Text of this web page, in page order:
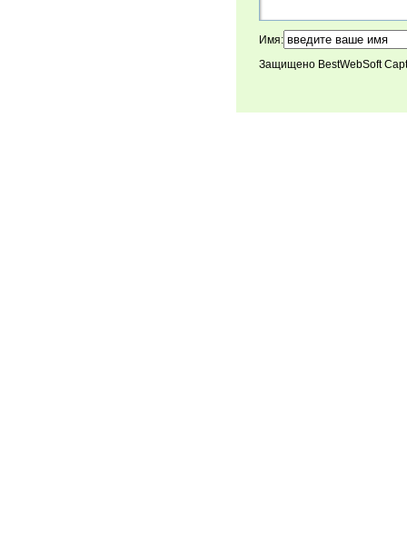
Имя:
Защищено BestWebSoft